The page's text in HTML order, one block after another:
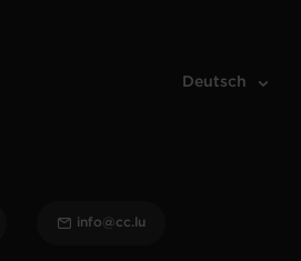
info@cc.lu